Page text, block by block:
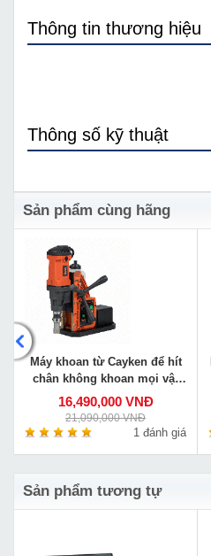
Thông tin thương hiệu
Thông số kỹ thuật
Sản phẩm cùng hãng
Máy khoan từ Cayken để hít
chân không khoan mọi vật
liệu VS-35E
16,490,000 VNĐ
21,090,000 VNĐ
1 đánh giá
Sản phẩm tương tự